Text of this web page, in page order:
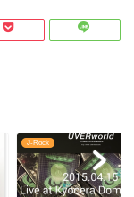
J-Rock